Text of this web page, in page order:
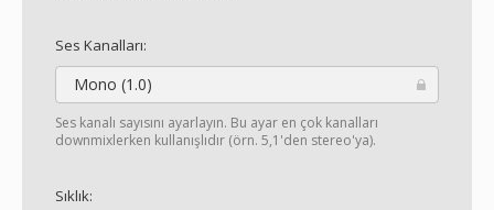
Ses Kanalları:
Mono (1.0)
Ses kanalı sayısını ayarlayın. Bu ayar en çok kanalları
downmixlerken kullanışlıdır (örn. 5,1'den stereo'ya).
Sıklık: